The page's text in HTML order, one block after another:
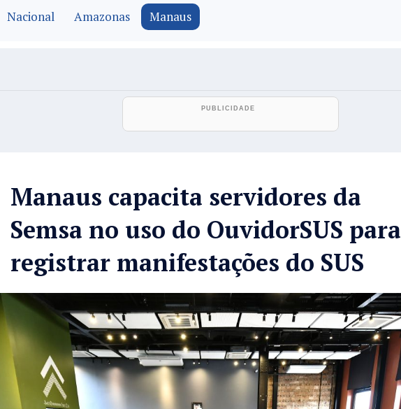
Nacional Amazonas Manaus
Manaus capacita servidores da
Semsa no uso do OuvidorSUS para
registrar manifestações do SUS